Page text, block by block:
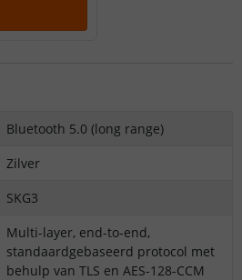
Bluetooth 5.0 (long range)
Zilver
SKG3
Multi-layer, end-to-end,
standaardgebaseerd protocol met
behulp van TLS en AES-128-CCM